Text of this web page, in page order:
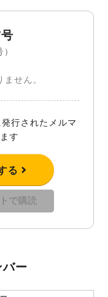
せん。
行されたメルマ
す
る
で購読
ー